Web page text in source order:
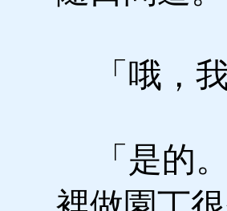
「哦，我
「是的。